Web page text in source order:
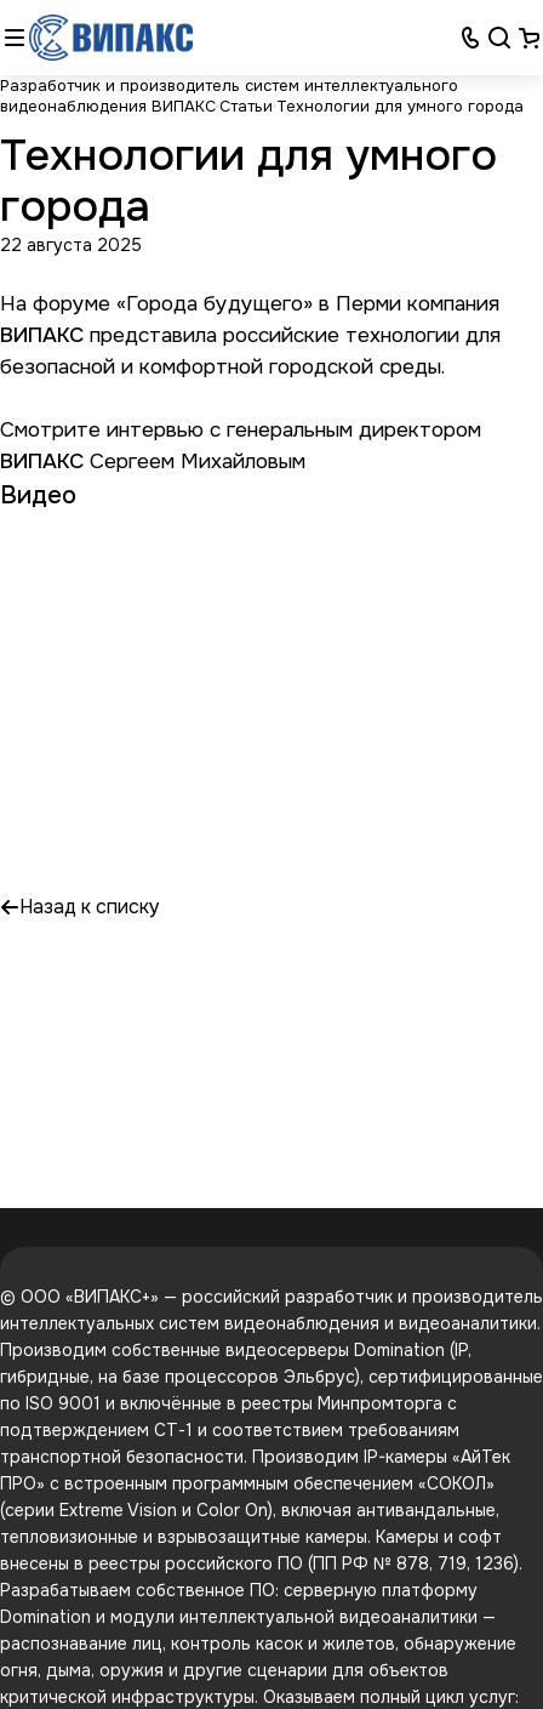
Разработчик и производитель систем интеллектуального
видеонаблюдения ВИПАКССтатьи Технологии для умного города
Технологии для умного
города
22 августа 2025
На форуме «Города будущего» в Перми компания
ВИПАКС представила российские технологии для
безопасной и комфортной городской среды.
Смотрите интервью с генеральным директором
ВИПАКС Сергеем Михайловым
Видео
Назад к списку
© ООО «ВИПАКС+» — российский разработчик и производитель
интеллектуальных систем видеонаблюдения и видеоаналитики.
Производим собственные видеосерверы Domination (IP,
гибридные, на базе процессоров Эльбрус), сертифицированные
по ISO 9001 и включённые в реестры Минпромторга с
подтверждением СТ-1 и соответствием требованиям
транспортной безопасности. Производим IP-камеры «АйТек
ПРО» с встроенным программным обеспечением «СОКОЛ»
(серии Extreme Vision и Color On), включая антивандальные,
тепловизионные и взрывозащитные камеры. Камеры и софт
внесены в реестры российского ПО (ПП РФ № 878, 719, 1236).
Разрабатываем собственное ПО: серверную платформу
Domination и модули интеллектуальной видеоаналитики —
распознавание лиц, контроль касок и жилетов, обнаружение
огня, дыма, оружия и другие сценарии для объектов
критической инфраструктуры. Оказываем полный цикл услуг: